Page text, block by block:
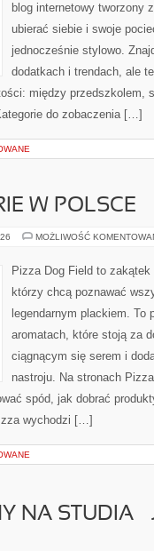
blog internetowy tworzony
ubierać siebie i swoje
jednocześnie stylowo.
dodatkach i trendach, ale
między przedszkolem,
do zobaczenia […]
W POLSCE
MOŻLIWOŚĆ
Pizza Dog Field to
którzy chcą poznawać
legendarnym plackiem. To
aromatach, które stoją za
ciągnącym się serem i
nastroju. Na stronach
spód, jak dobrać
wychodzi […]
NA STUDIA –